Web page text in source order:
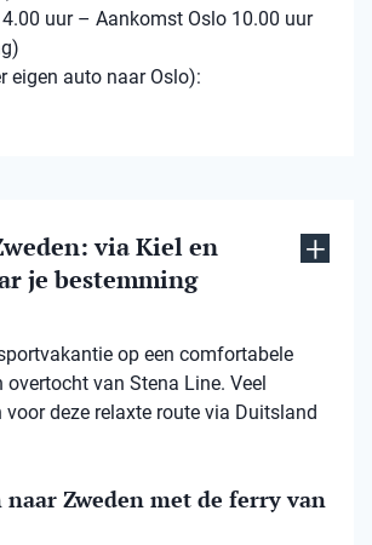
uur – Aankomst Oslo 10.00 uur
eigen auto naar Oslo):
via Kiel en
je bestemming
op een comfortabele
overtocht van Stena Line. Veel
voor deze relaxte route via Duitsland
naar Zweden met de ferry van